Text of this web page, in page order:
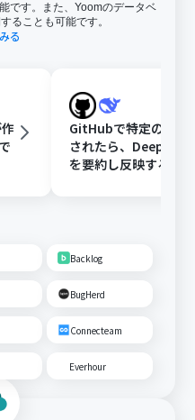
です。また、Yoomのデータベ
ることも可能です。
る
GitHubで特定の
されたら、
を要約し反映する
Backlog
BugHerd
Connecteam
Everhour